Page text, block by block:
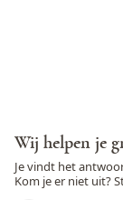
Wij helpen je
Je vindt het
Kom je er niet uit?